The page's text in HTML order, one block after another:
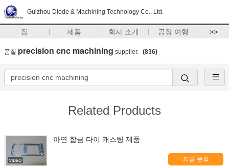
Guizhou Diode & Machining Technology Co., Ltd.
집 제품 회사 소개 공장 여행 >>
품질 precision cnc machining supplier. (836)
Related Products
아연 합금 다이 캐스팅 제품
지금 문의